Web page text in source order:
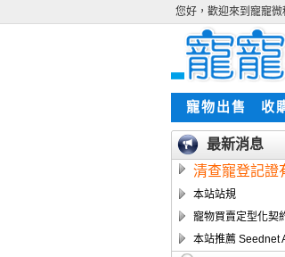
您好，歡迎來到寵寵微
寵物出售 收
最新消息
清查寵登記證
本站站規
寵物買賣定型化契
本站推薦 Seednet